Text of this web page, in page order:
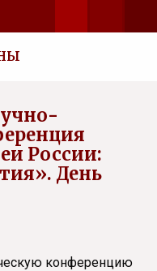
России:
День
конференцию